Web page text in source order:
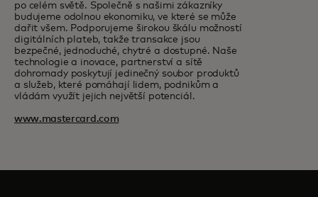
po celém světě. Společně s našimi zákazníky
budujeme odolnou ekonomiku, ve které se může
dařit všem. Podporujeme širokou škálu možností
digitálních plateb, takže transakce jsou
bezpečné, jednoduché, chytré a dostupné. Naše
technologie a inovace, partnerství a sítě
dohromady poskytují jedinečný soubor produktů
a služeb, které pomáhají lidem, podnikům a
vládám využít jejich největší potenciál.
www.mastercard.com